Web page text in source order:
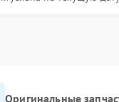
Оригинальные